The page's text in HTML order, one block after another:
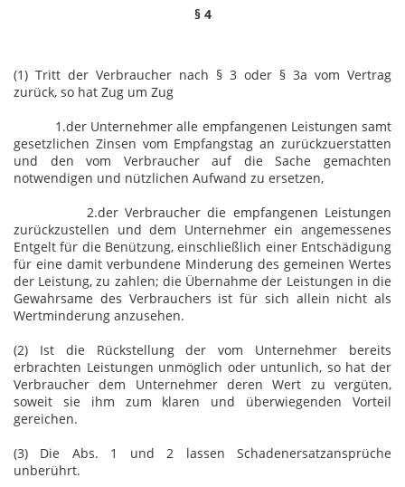
§ 4
(1) Tritt der Verbraucher nach § 3 oder § 3a vom Vertrag
zurück, so hat Zug um Zug
1.der Unternehmer alle empfangenen Leistungen samt
gesetzlichen Zinsen vom Empfangstag an zurückzuerstatten
und den vom Verbraucher auf die Sache gemachten
notwendigen und nützlichen Aufwand zu ersetzen,
2.der Verbraucher die empfangenen Leistungen
zurückzustellen und dem Unternehmer ein angemessenes
Entgelt für die Benützung, einschließlich einer Entschädigung
für eine damit verbundene Minderung des gemeinen Wertes
der Leistung, zu zahlen; die Übernahme der Leistungen in die
Gewahrsame des Verbrauchers ist für sich allein nicht als
Wertminderung anzusehen.
(2) Ist die Rückstellung der vom Unternehmer bereits
erbrachten Leistungen unmöglich oder untunlich, so hat der
Verbraucher dem Unternehmer deren Wert zu vergüten,
soweit sie ihm zum klaren und überwiegenden Vorteil
gereichen.
(3) Die Abs. 1 und 2 lassen Schadenersatzansprüche
unberührt.